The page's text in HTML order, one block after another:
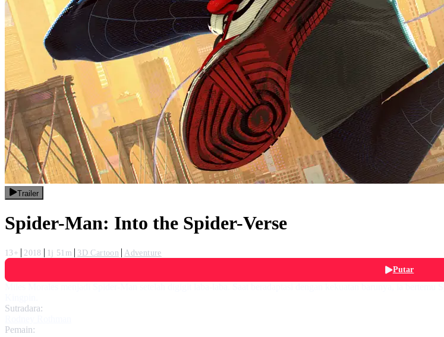
Trailer
Spider-Man: Into the Spider-Verse
13+ 2018 1j 51m 3D Cartoon
Adventure
Putar
Sutradara:
Pemain: